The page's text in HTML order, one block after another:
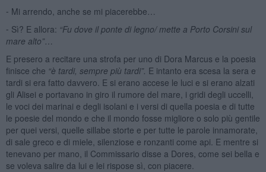
⁃ Mi arrendo, anche se mi piacerebbe…
⁃ Sì? E allora: “Fu dove il ponte di legno/ mette a Porto Corsini sul
mare alto”…
E presero a recitare una strofa per uno di Dora Marcus e la poesia
finisce che “è tardi, sempre più tardi”. E intanto era scesa la sera e
tardi si era fatto davvero. E si erano accese le luci e si erano alzati
gli Alisei e portavano in giro il rumore del mare, i gridi degli uccelli,
le voci dei marinai e degli isolani e i versi di quella poesia e di tutte
le poesie del mondo e che il mondo fosse migliore o solo più gentile
per quei versi, quelle sillabe storte e per tutte le parole innamorate,
di sale greco e di miele, silenziose e ronzanti come api. E mentre si
tenevano per mano, il Commissario disse a Dores, come sei bella e
se voleva salire da lui e lei rispose sì, con piacere.